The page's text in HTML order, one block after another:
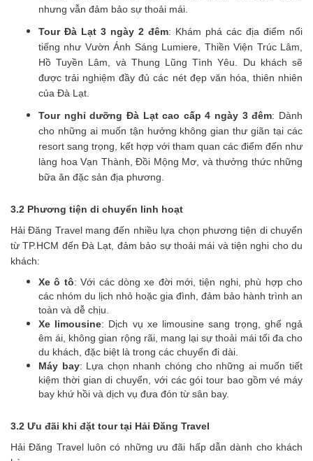
nhưng vẫn đảm bảo sự thoải mái.
Tour Đà Lạt 3 ngày 2 đêm: Khám phá các địa điểm nổi
tiếng như Vườn Ánh Sáng Lumiere, Thiền Viện Trúc Lâm,
Hồ Tuyền Lâm, và Thung Lũng Tình Yêu. Du khách sẽ
được trải nghiệm đầy đủ các nét đẹp văn hóa, thiên nhiên
của Đà Lạt.
Tour nghỉ dưỡng Đà Lạt cao cấp 4 ngày 3 đêm: Dành
cho những ai muốn tận hưởng không gian thư giãn tại các
resort sang trọng, kết hợp với tham quan các điểm đến như
làng hoa Vạn Thành, Đồi Mộng Mơ, và thưởng thức những
bữa ăn đặc sản địa phương.
3.2 Phương tiện di chuyển linh hoạt
Hải Đăng Travel mang đến nhiều lựa chọn phương tiện di chuyển
từ TP.HCM đến Đà Lạt, đảm bảo sự thoải mái và tiện nghi cho du
khách:
Xe ô tô: Với các dòng xe đời mới, tiện nghi, phù hợp cho
các nhóm du lịch nhỏ hoặc gia đình, đảm bảo hành trình an
toàn và dễ chịu.
Xe limousine: Dịch vụ xe limousine sang trọng, ghế ngả
êm ái, không gian rộng rãi, mang lại sự thoải mái tối đa cho
du khách, đặc biệt là trong các chuyến đi dài.
Máy bay: Lựa chọn nhanh chóng cho những ai muốn tiết
kiệm thời gian di chuyển, với các gói tour bao gồm vé máy
bay khứ hồi và dịch vụ đưa đón từ sân bay.
3.2 Ưu đãi khi đặt tour tại Hải Đăng Travel
Hải Đăng Travel luôn có những ưu đãi hấp dẫn dành cho khách